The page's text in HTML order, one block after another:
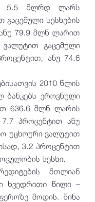
5.5 მლრდ ლარს
სესხების
79.9 მლნ ლარით
გაცემული
ანუ 74.6
2010 წლის
ეროვნული
636.6 მლნ ლარის
პროცენტით ანუ
უცხოური ვალუტით
3.2 პროცენტით
სესხი.
მთლიან
ხვედრითი წილი –
მოდის. წინა